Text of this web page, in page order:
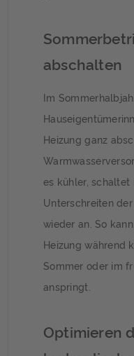
abschalten
Im
Heizung ganz
es kühler, schaltet
Unterschreiten
wieder an. So
Heizung während
Sommer oder im
anspringt.
Optimieren